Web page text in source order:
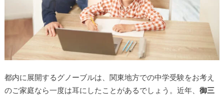
▶
都内に展開するグノーブルは、関東地方での中学受験をお考え
のご家庭なら一度は耳にしたことがあるでしょう。近年、 御三